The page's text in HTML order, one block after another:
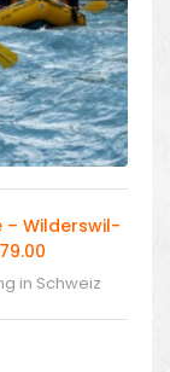
– Wilderswil-
in Schweiz